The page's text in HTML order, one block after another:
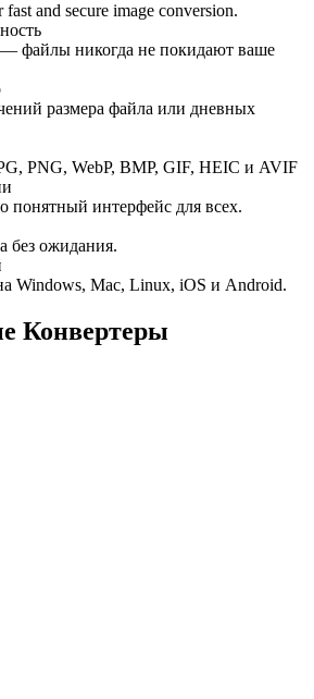
and secure image conversion.
— файлы никогда не покидают ваше
размера файла или дневных
PNG, WebP, BMP, GIF, HEIC и AVIF
понятный интерфейс для всех.
без ожидания.
Windows, Mac, Linux, iOS и Android.
Конвертеры